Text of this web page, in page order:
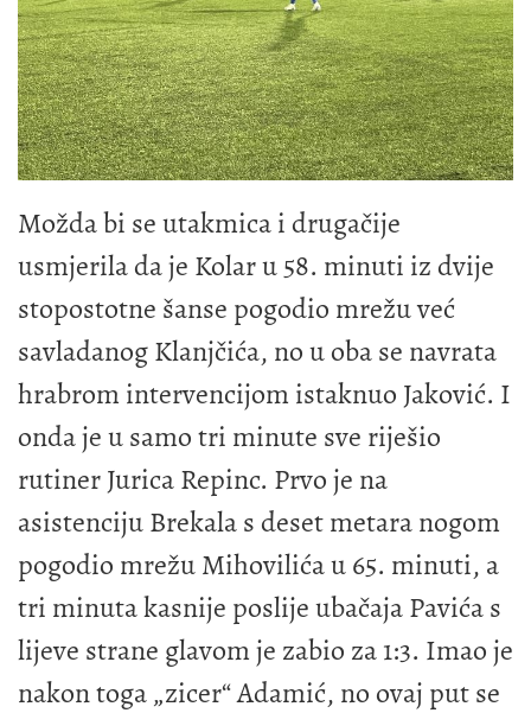
Možda bi se utakmica i drugačije
usmjerila da je Kolar u 58. minuti iz dvije
stopostotne šanse pogodio mrežu već
savladanog Klanjčića, no u oba se navrata
hrabrom intervencijom istaknuo Jaković. I
onda je u samo tri minute sve riješio
rutiner Jurica Repinc. Prvo je na
asistenciju Brekala s deset metara nogom
pogodio mrežu Mihovilića u 65. minuti, a
tri minuta kasnije poslije ubačaja Pavića s
lijeve strane glavom je zabio za 1:3. Imao je
nakon toga „zicer“ Adamić, no ovaj put se